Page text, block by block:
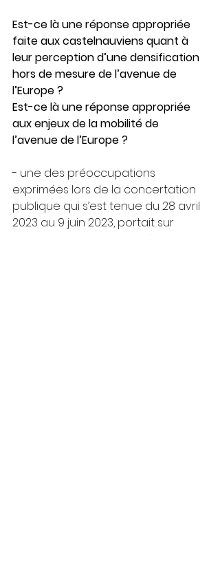
Est-ce là une réponse appropriée
faite aux castelnauviens quant à
leur perception d’une densification
hors de mesure de l’avenue de
l’Europe ?
Est-ce là une réponse appropriée
aux enjeux de la mobilité de
l’avenue de l’Europe ?
- une des préoccupations
exprimées lors de la concertation
publique qui s’est tenue du 28 avril
2023 au 9 juin 2023, portait sur